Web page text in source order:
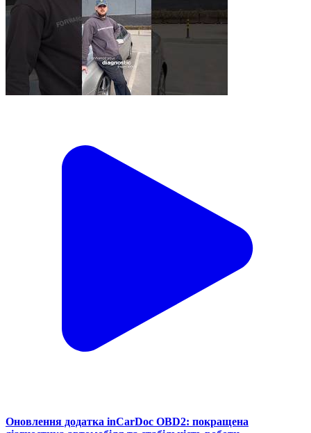
Оновлення додатка inCarDoc OBD2: покращена